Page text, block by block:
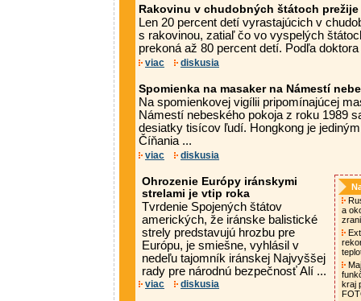
Rakovinu v chudobných štátoch
Len 20 percent detí vyrastajúcich v
s rakovinou, zatiaľ čo vo vyspelých
prekoná až 80 percent detí. Podľa
viac diskusia
Spomienka na masaker na Námestí
Na spomienkovej vigílii pripomínajúcej
Námestí nebeského pokoja z roku 1989
desiatky tisícov ľudí. Hongkong je
Číňania ...
viac diskusia
Ohrozenie Európy iránskymi
strelami je vtip roka
Tvrdenie Spojených štátov
amerických, že iránske balistické
strely predstavujú hrozbu pre
Európu, je smiešne, vyhlásil v
nedeľu tajomník iránskej Najvyššej
rady pre národnú bezpečnosť Alí ...
viac diskusia
a
kraj